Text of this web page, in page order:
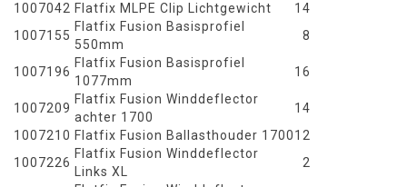
1007042 Flatfix MLPE Clip Lichtgewicht
14
1007155
Flatfix Fusion Basisprofiel
550mm
8
1007196
Flatfix Fusion Basisprofiel
1077mm
16
1007209
Flatfix Fusion Winddeflector
achter 1700
14
1007210 Flatfix Fusion Ballasthouder 170012
1007226
Flatfix Fusion Winddeflector
Links XL
2